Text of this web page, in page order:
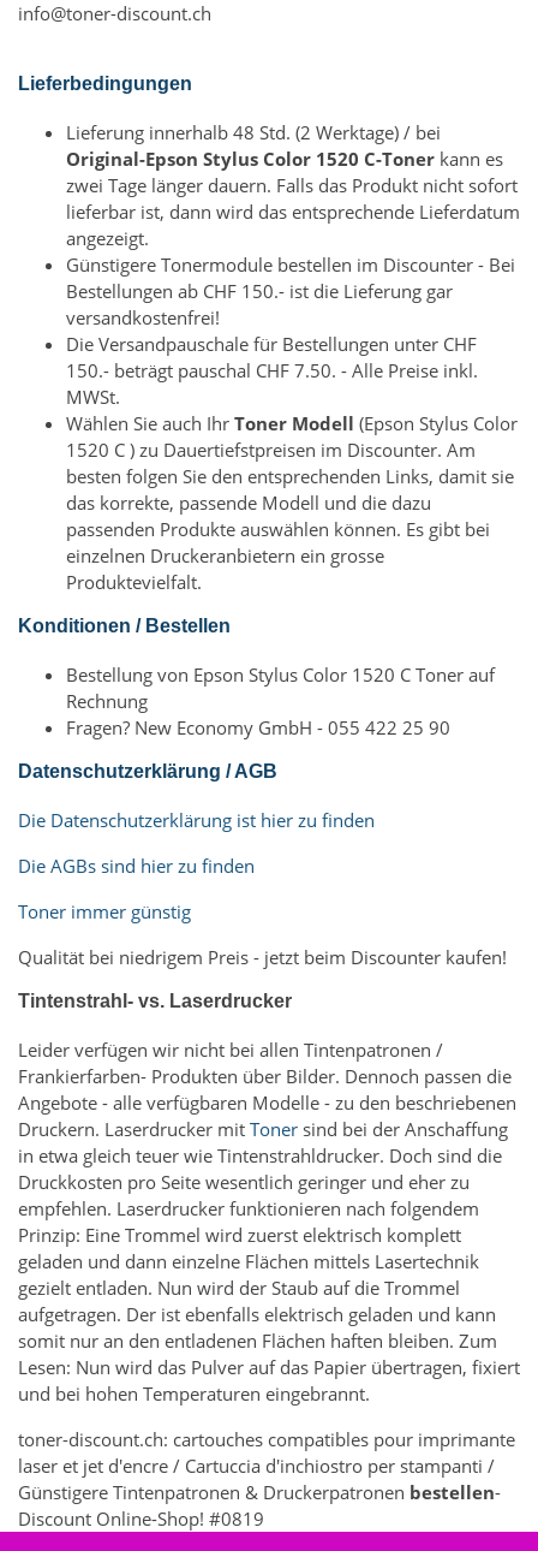
info@toner-discount.ch
Lieferbedingungen
Lieferung innerhalb 48 Std. (2 Werktage) / bei
Original-Epson Stylus Color 1520 C-Toner kann es
zwei Tage länger dauern. Falls das Produkt nicht sofort
lieferbar ist, dann wird das entsprechende Lieferdatum
angezeigt.
Günstigere Tonermodule bestellen im Discounter - Bei
Bestellungen ab CHF 150.- ist die Lieferung gar
versandkostenfrei!
Die Versandpauschale für Bestellungen unter CHF
150.- beträgt pauschal CHF 7.50. - Alle Preise inkl.
MWSt.
Wählen Sie auch Ihr Toner Modell (Epson Stylus Color
1520 C ) zu Dauertiefstpreisen im Discounter. Am
besten folgen Sie den entsprechenden Links, damit sie
das korrekte, passende Modell und die dazu
passenden Produkte auswählen können. Es gibt bei
einzelnen Druckeranbietern ein grosse
Produktevielfalt.
Konditionen / Bestellen
Bestellung von Epson Stylus Color 1520 C Toner auf
Rechnung
Fragen? New Economy GmbH - 055 422 25 90
Datenschutzerklärung / AGB
Die Datenschutzerklärung ist hier zu finden
Die AGBs sind hier zu finden
Toner immer günstig
Qualität bei niedrigem Preis - jetzt beim Discounter kaufen!
Tintenstrahl- vs. Laserdrucker
Leider verfügen wir nicht bei allen Tintenpatronen /
Frankierfarben- Produkten über Bilder. Dennoch passen die
Angebote - alle verfügbaren Modelle - zu den beschriebenen
Druckern. Laserdrucker mit Toner sind bei der Anschaffung
in etwa gleich teuer wie Tintenstrahldrucker. Doch sind die
Druckkosten pro Seite wesentlich geringer und eher zu
empfehlen. Laserdrucker funktionieren nach folgendem
Prinzip: Eine Trommel wird zuerst elektrisch komplett
geladen und dann einzelne Flächen mittels Lasertechnik
gezielt entladen. Nun wird der Staub auf die Trommel
aufgetragen. Der ist ebenfalls elektrisch geladen und kann
somit nur an den entladenen Flächen haften bleiben. Zum
Lesen: Nun wird das Pulver auf das Papier übertragen, fixiert
und bei hohen Temperaturen eingebrannt.
toner-discount.ch: cartouches compatibles pour imprimante
laser et jet d'encre / Cartuccia d'inchiostro per stampanti /
Günstigere Tintenpatronen & Druckerpatronen bestellen-
Discount Online-Shop! #0819